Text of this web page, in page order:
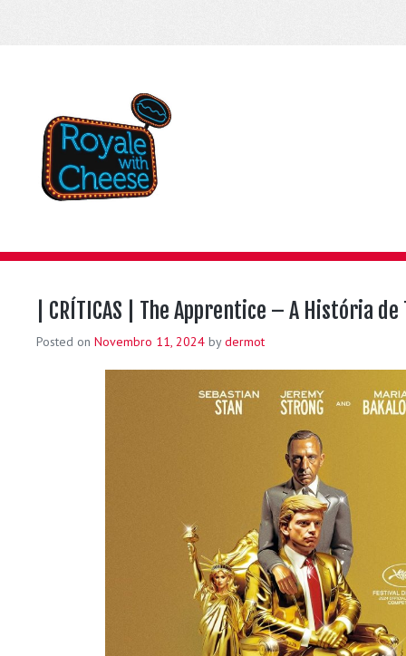
| CRÍTICAS | The Apprentice – A História
Posted on Novembro 11, 2024 bydermot